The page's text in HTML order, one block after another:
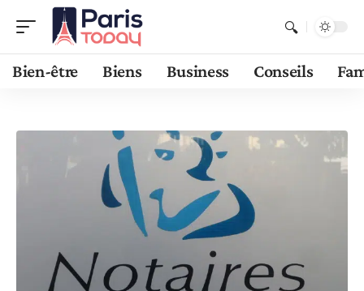
Bien-être Biens Business Conseils